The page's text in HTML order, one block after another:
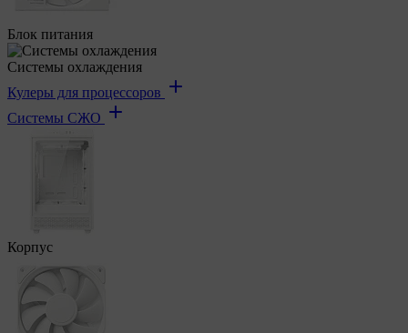
Блок питания
Системы охлаждения
Кулеры для процессоров
Системы СЖО
Корпус